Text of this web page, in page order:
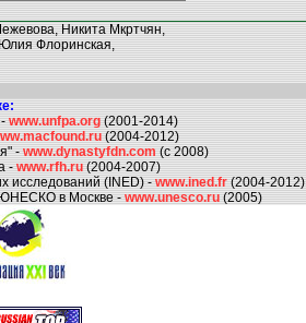
Никита Мкртчян,
Флоринская,
-www.unfpa.org(2001-2014)
(2004-2012)
-www.dynastyfdn.com(с 2008)
-www.rfh.ru(2004-2007)
исследований (INED) -www.ined.fr(2004-2012)
в Москве -www.unesco.ru(2005)